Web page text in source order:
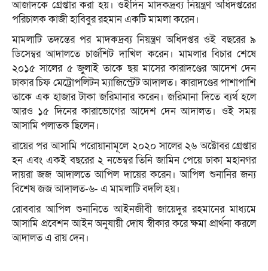
আজাদকে গ্রেপ্তার করা হয়। ওইদিন মাদকদ্রব্য নিয়ন্ত্রণ অধিদপ্তরের
পরিচালক কাজী হাবিবুর রহমান একটি মামলা করেন।
মামলাটি তদন্তের পর মাদকদ্রব্য নিয়ন্ত্রণ অধিদপ্তর ওই বছরের ৯
ডিসেম্বর আদালতে চার্জশিট দাখিল করেন। মামলার বিচার শেষে
২০১৫ সালের ৫ জুলাই তাকে ছয় মাসের কারাদণ্ডের আদেশ দেন
ঢাকার চিফ মেট্রোপলিটন ম্যাজিস্ট্রেট আদালত। কারাদণ্ডের পাশাপাশি
তাকে এক হাজার টাকা জরিমানার করেন। জরিমানা দিতে ব্যর্থ হলে
আরও ১৫ দিনের কারাভোগের আদেশ দেন আদালত। ওই সময়
আসামি পলাতক ছিলেন।
রায়ের পর আসামি পরোয়ানামূলে ২০২০ সালের ২৬ অক্টোবর গ্রেপ্তার
হন এবং একই বছরের ২ নভেম্বর তিনি জামিন পেয়ে ঢাকা মহানগর
দায়রা জজ আদালতে আপিল দায়ের করেন। আপিল শুনানির জন্য
বিশেষ জজ আদালত-৬- এ মামলাটি বদলি হয়।
রোববার আপিল শুনানিতে আইনজীবী জায়েদুর রহমানের মাধ্যমে
আসামি প্রবেশন আইন অনুযায়ী দোষ স্বীকার করে ক্ষমা প্রার্থনা করলে
আদালত এ রায় দেন।